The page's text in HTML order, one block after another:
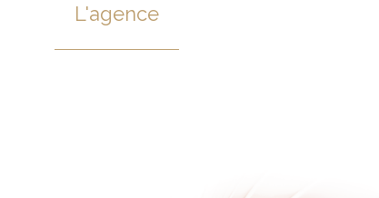
L'agence